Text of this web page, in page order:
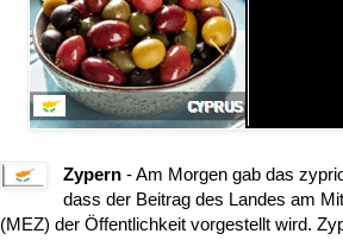
Zypern- Am Morgen gab das
dass der Beitrag des Landes am
(MEZ) der Öffentlichkeit vorgestellt wird.